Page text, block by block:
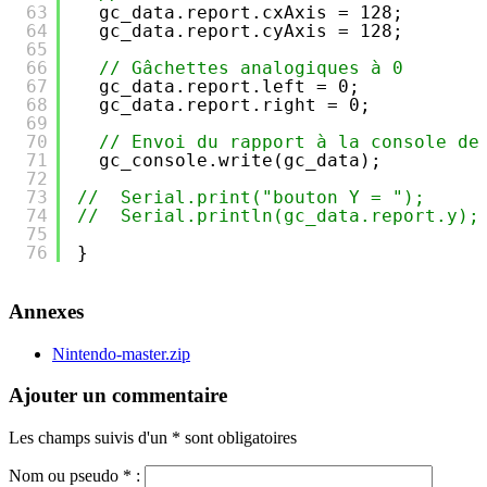
63
64
65
66
67
68
69
70
71
72
73
74
75
76
gc_data.report.cxAxis = 128;
gc_data.report.cyAxis = 128;
// Gâchettes analogiques à 0
gc_data.report.left = 0;
gc_data.report.right = 0;
// Envoi du rapport à la console de
gc_console.write(gc_data);
//  Serial.print("bouton Y = ");
//  Serial.println(gc_data.report.y);
}
Annexes
Nintendo-master.zip
Ajouter un commentaire
Les champs suivis d'un * sont obligatoires
Nom ou pseudo * :